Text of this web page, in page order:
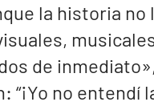
la historia
de
“¡Yo no